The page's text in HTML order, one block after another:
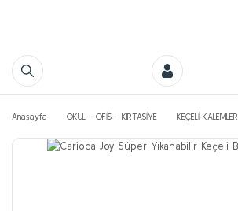
Anasayfa OKUL - OFİS - KIRTASİYE KEÇELİ KALEMLER